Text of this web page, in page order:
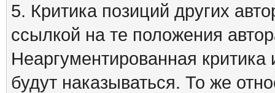
5. Критика позиций других
ссылкой на те положения
Неаргументированная
будут наказываться. То же